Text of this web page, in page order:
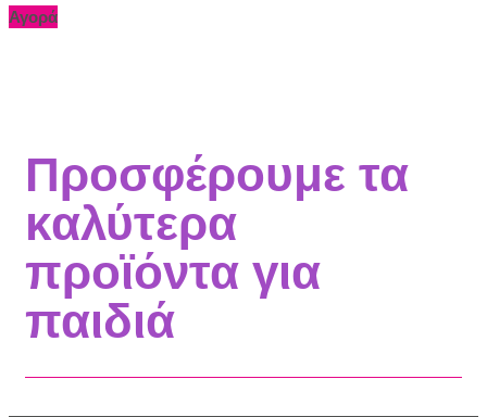
Αγορά
Προσφέρουμε τα
καλύτερα
προϊόντα για
παιδιά